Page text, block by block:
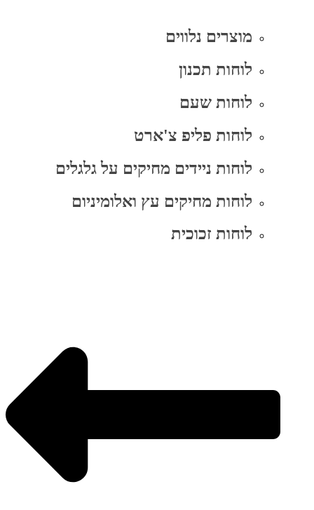
מוצרים נלווים
לוחות תכנון
לוחות שעם
לוחות פליפ צ'ארט
לוחות ניידים מחיקים על גלגלים
לוחות מחיקים עץ ואלומיניום
לוחות זכוכית